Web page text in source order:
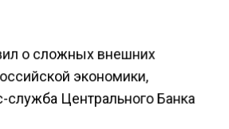
о сложных внешних
экономики,
служба Центрального Банка